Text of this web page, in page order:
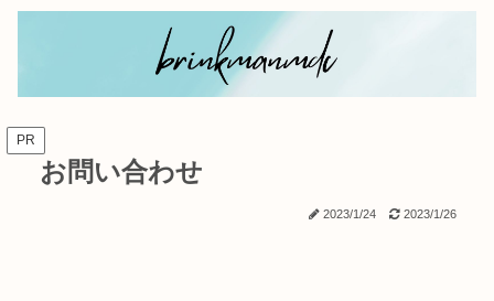
PR
お問い合わせ
2023/1/24 2023/1/26